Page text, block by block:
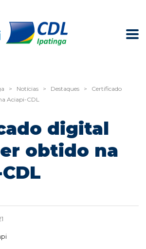
> Notícias > Destaques >
Certificado
Aciapi-CDL
digital
obtido na